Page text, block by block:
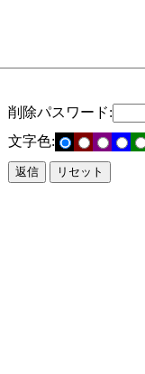
削除パスワード:
文字色: